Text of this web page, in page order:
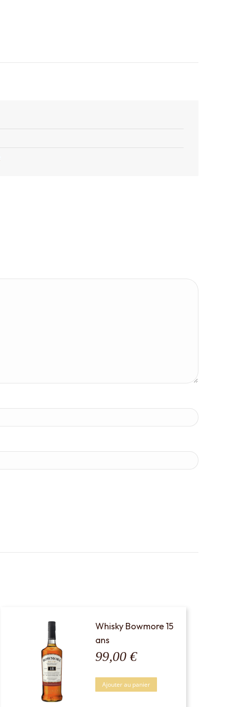
Whisky Bowmore 15
ans
99,00€
Ajouter au panier